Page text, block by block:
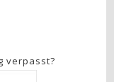
verpasst?